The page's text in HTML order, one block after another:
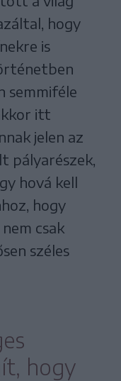
hogy
is
semmiféle
itt
jelen az
pályarészek,
hová kell
hogy
csak
széles
hogy